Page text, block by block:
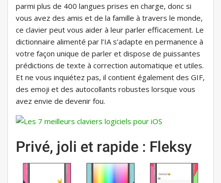
parmi plus de 400 langues prises en charge, donc si
vous avez des amis et de la famille à travers le monde,
ce clavier peut vous aider à leur parler efficacement. Le
dictionnaire alimenté par l’IA s’adapte en permanence à
votre façon unique de parler et dispose de puissantes
prédictions de texte à correction automatique et utiles.
Et ne vous inquiétez pas, il contient également des GIF,
des emoji et des autocollants robustes lorsque vous
avez envie de devenir fou.
Privé, joli et rapide : Fleksy